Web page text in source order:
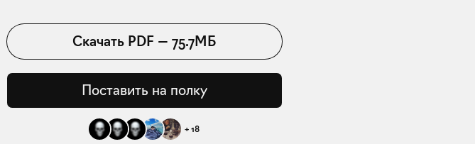
Скачать PDF —75.7МБ
Поставить на полку
+18